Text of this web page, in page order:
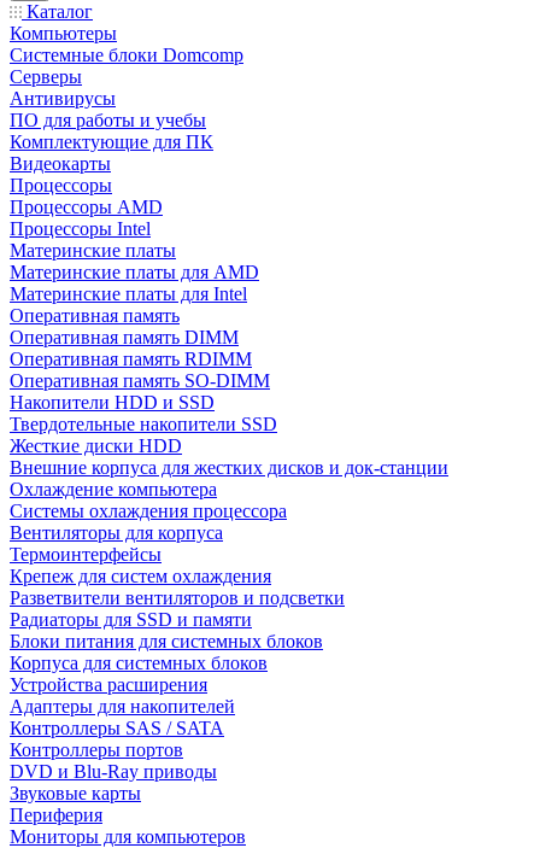
Каталог
Компьютеры
Системные блоки Domcomp
Серверы
Антивирусы
ПО для работы и учебы
Комплектующие для ПК
Видеокарты
Процессоры
Процессоры AMD
Процессоры Intel
Материнские платы
Материнские платы для AMD
Материнские платы для Intel
Оперативная память
Оперативная память DIMM
Оперативная память RDIMM
Оперативная память SO-DIMM
Накопители HDD и SSD
Твердотельные накопители SSD
Жесткие диски HDD
Внешние корпуса для жестких дисков и док-станции
Охлаждение компьютера
Системы охлаждения процессора
Вентиляторы для корпуса
Термоинтерфейсы
Крепеж для систем охлаждения
Разветвители вентиляторов и подсветки
Радиаторы для SSD и памяти
Блоки питания для системных блоков
Корпуса для системных блоков
Устройства расширения
Адаптеры для накопителей
Контроллеры SAS / SATA
Контроллеры портов
DVD и Blu-Ray приводы
Звуковые карты
Периферия
Мониторы для компьютеров